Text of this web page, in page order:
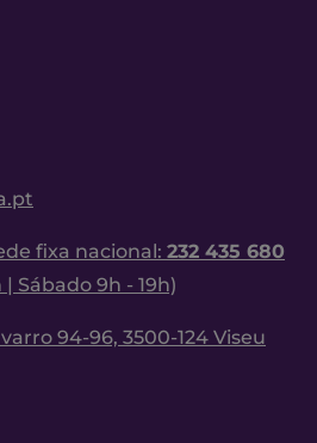
fixa nacional: 232 435 680
Sábado 9h - 19h)
94-96, 3500-124 Viseu